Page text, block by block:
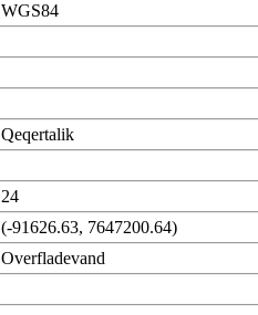
WGS84
Qeqertalik
24
(-91626.63, 7647200.64)
Overfladevand